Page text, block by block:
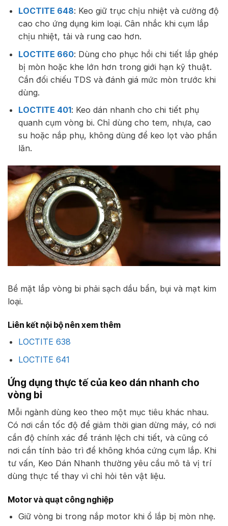
LOCTITE 648: Keo giữ trục chịu nhiệt và cường độ
cao cho ứng dụng kim loại. Cân nhắc khi cụm lắp
chịu nhiệt, tải và rung cao hơn.
LOCTITE 660: Dùng cho phục hồi chi tiết lắp ghép
bị mòn hoặc khe lớn hơn trong giới hạn kỹ thuật.
Cần đối chiếu TDS và đánh giá mức mòn trước khi
dùng.
LOCTITE 401: Keo dán nhanh cho chi tiết phụ
quanh cụm vòng bi. Chỉ dùng cho tem, nhựa, cao
su hoặc nắp phụ, không dùng để keo lọt vào phần
lăn.
Bề mặt lắp vòng bi phải sạch dầu bẩn, bụi và mạt kim
loại.
Liên kết nội bộ nên xem thêm
LOCTITE 638
LOCTITE 641
Ứng dụng thực tế của keo dán nhanh cho
vòng bi
Mỗi ngành dùng keo theo một mục tiêu khác nhau.
Có nơi cần tốc độ để giảm thời gian dừng máy, có nơi
cần độ chính xác để tránh lệch chi tiết, và cũng có
nơi cần tính bảo trì để không khóa cứng cụm lắp. Khi
tư vấn, Keo Dán Nhanh thường yêu cầu mô tả vị trí
dùng thực tế thay vì chỉ hỏi tên vật liệu.
Motor và quạt công nghiệp
Giữ vòng bi trong nắp motor khi ổ lắp bị mòn nhẹ.